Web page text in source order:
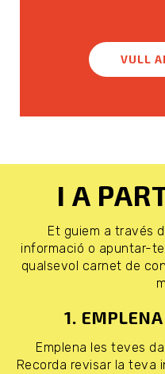
VULL
I A
Et guiem a través
informació o apuntar-
qualsevol carnet de
1.
Emplena les teves
Recorda revisar la teva